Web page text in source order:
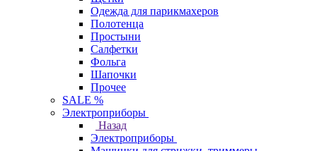
Одежда для парикмахеров
Полотенца
Простыни
Салфетки
Фольга
Шапочки
Прочее
SALE %
Электроприборы
Назад
Электроприборы